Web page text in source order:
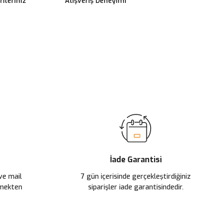
mail
İade Garantisi
7 gün içerisinde gerçekleştirdiğiniz
siparişler iade garantisindedir.